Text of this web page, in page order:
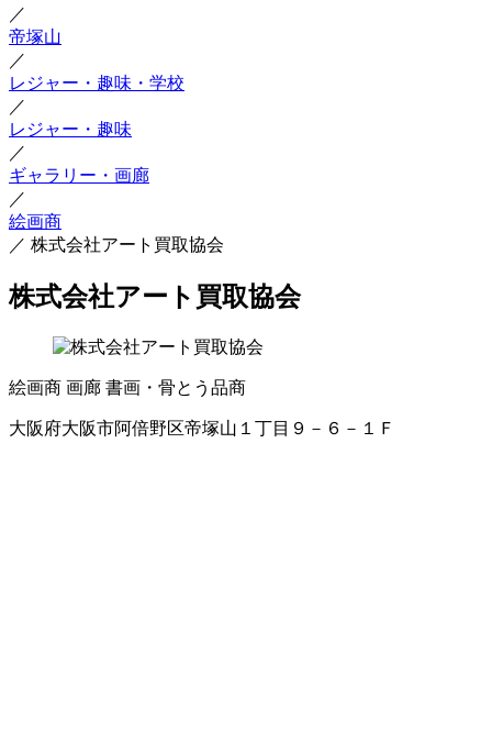
／
帝塚山
／
レジャー・趣味・学校
／
レジャー・趣味
／
ギャラリー・画廊
／
絵画商
／ 株式会社アート買取協会
株式会社アート買取協会
絵画商 画廊 書画・骨とう品商
大阪府大阪市阿倍野区帝塚山１丁目９－６－１Ｆ